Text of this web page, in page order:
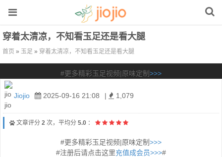
穿着太清凉，不知看玉足还是看大腿
首页 » 玉足 » 穿着太清凉，不知看玉足还是看大腿
#更多精彩玉足视频|原味定制>>>
Jiojio 2025-09-16 21:08 | 1,079
文章评分 2 次，平均分 5.0 ：
#更多精彩玉足视频|原味定制>>>
#注册后请点击这里充值成会员>>>#